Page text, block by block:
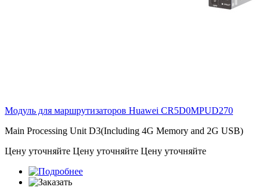
Модуль для маршрутизаторов Huawei CR5D0MPUD270
Main Processing Unit D3(Including 4G Memory and 2G USB)
Цену уточняйте Цену уточняйте Цену уточняйте